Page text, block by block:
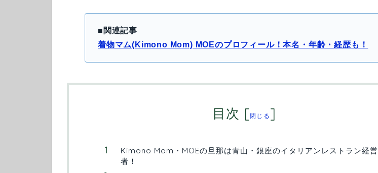
■関連記事
着物マム(Kimono Mom) MOEのプロフィール！本名・年齢・経歴も！
目次 [閉じる ]
Kimono Mom・MOEの旦那は青山・銀座のイタリアンレストラン経営
者！